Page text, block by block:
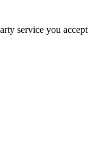
service you accept